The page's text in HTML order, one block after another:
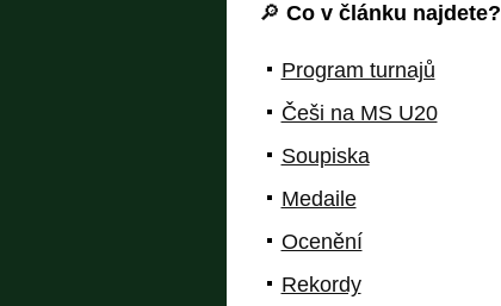
🔎 Co v článku najdete?
Program turnajů
Češi na MS U20
Soupiska
Medaile
Ocenění
Rekordy